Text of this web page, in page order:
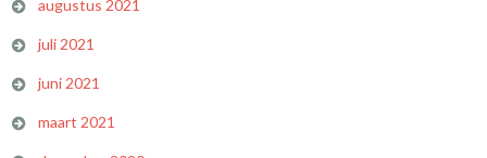
augustus 2021
juli 2021
juni 2021
maart 2021